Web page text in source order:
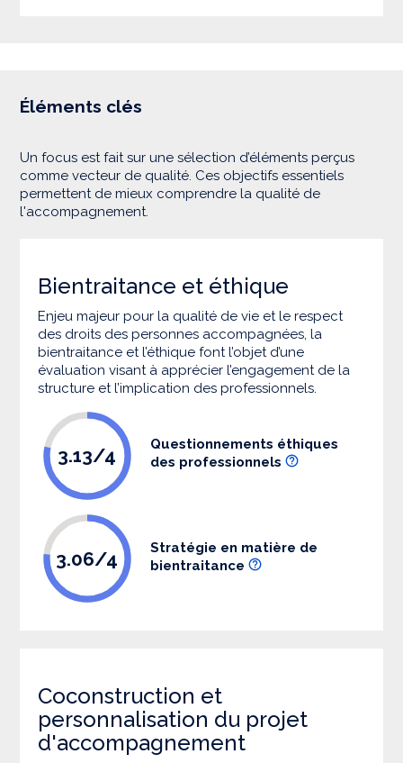
Éléments clés
Un focus est fait sur une sélection d’éléments perçus
comme vecteur de qualité. Ces objectifs essentiels
permettent de mieux comprendre la qualité de
l'accompagnement.
Bientraitance et éthique
Enjeu majeur pour la qualité de vie et le respect
des droits des personnes accompagnées, la
bientraitance et l’éthique font l’objet d’une
évaluation visant à apprécier l’engagement de la
structure et l’implication des professionnels.
3.13/4
Questionnements éthiques
des professionnels
3.06/4
Stratégie en matière de
bientraitance
Coconstruction et
personnalisation du projet
d'accompagnement